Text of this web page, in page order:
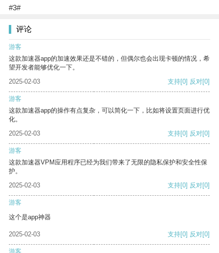
#3#
评论
游客
这款加速器app的加速效果还是不错的，但偶尔也会出现卡顿的情况，希
望开发者能够优化一下。
2025-02-03
支持[0] 反对[0]
游客
这款加速器app的操作有点复杂，可以简化一下，比如将设置页面进行优
化。
2025-02-03
支持[0] 反对[0]
游客
这款加速器VPM应用程序已经为我们带来了无限的隐私保护和安全性保
护。
2025-02-03
支持[0] 反对[0]
游客
这个是app神器
2025-02-03 支持[0] 反对[0]
游客